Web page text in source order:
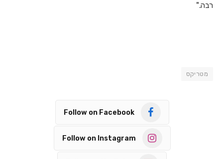
רבה."
מטריקס
Follow on Facebook
Follow on Instagram